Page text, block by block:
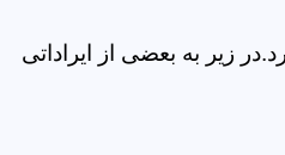
زیر به بعضی از ایراداتی